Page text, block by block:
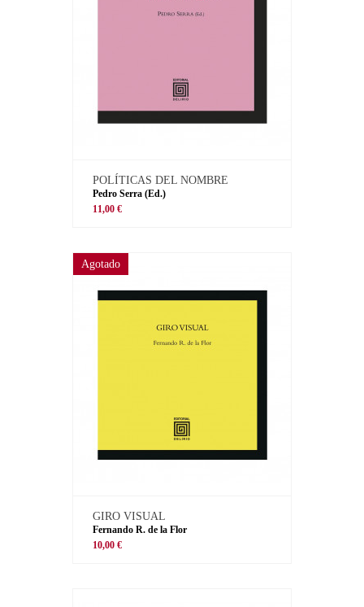
POLÍTICAS DEL NOMBRE
Pedro Serra (Ed.)
11,00 €
Agotado
GIRO VISUAL
Fernando R. de la Flor
10,00 €